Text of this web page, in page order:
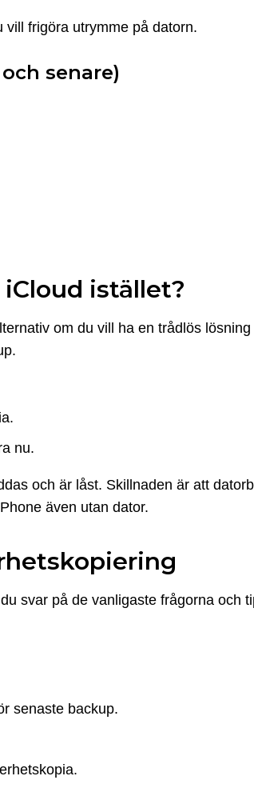
vill frigöra utrymme på datorn.
senare)
istället?
om du vill ha en trådlös
nu.
och är låst. Skillnaden är att
även utan dator.
svar på de vanligaste frågorna och
senaste backup.